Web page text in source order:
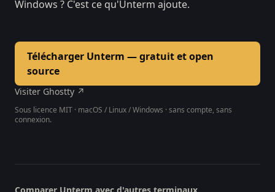
Windows ? C'est ce qu'Unterm ajoute.
Télécharger Unterm — gratuit et open
source
Visiter Ghostty ↗
Sous licence MIT · macOS / Linux / Windows · sans compte, sans
connexion.